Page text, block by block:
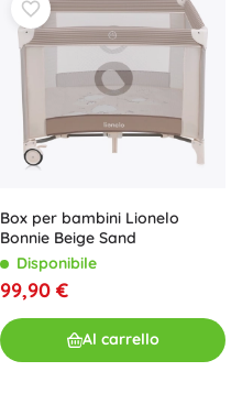
Box per bambini Lionelo
Bonnie Beige Sand
Disponibile
99,90 €
Al carrello